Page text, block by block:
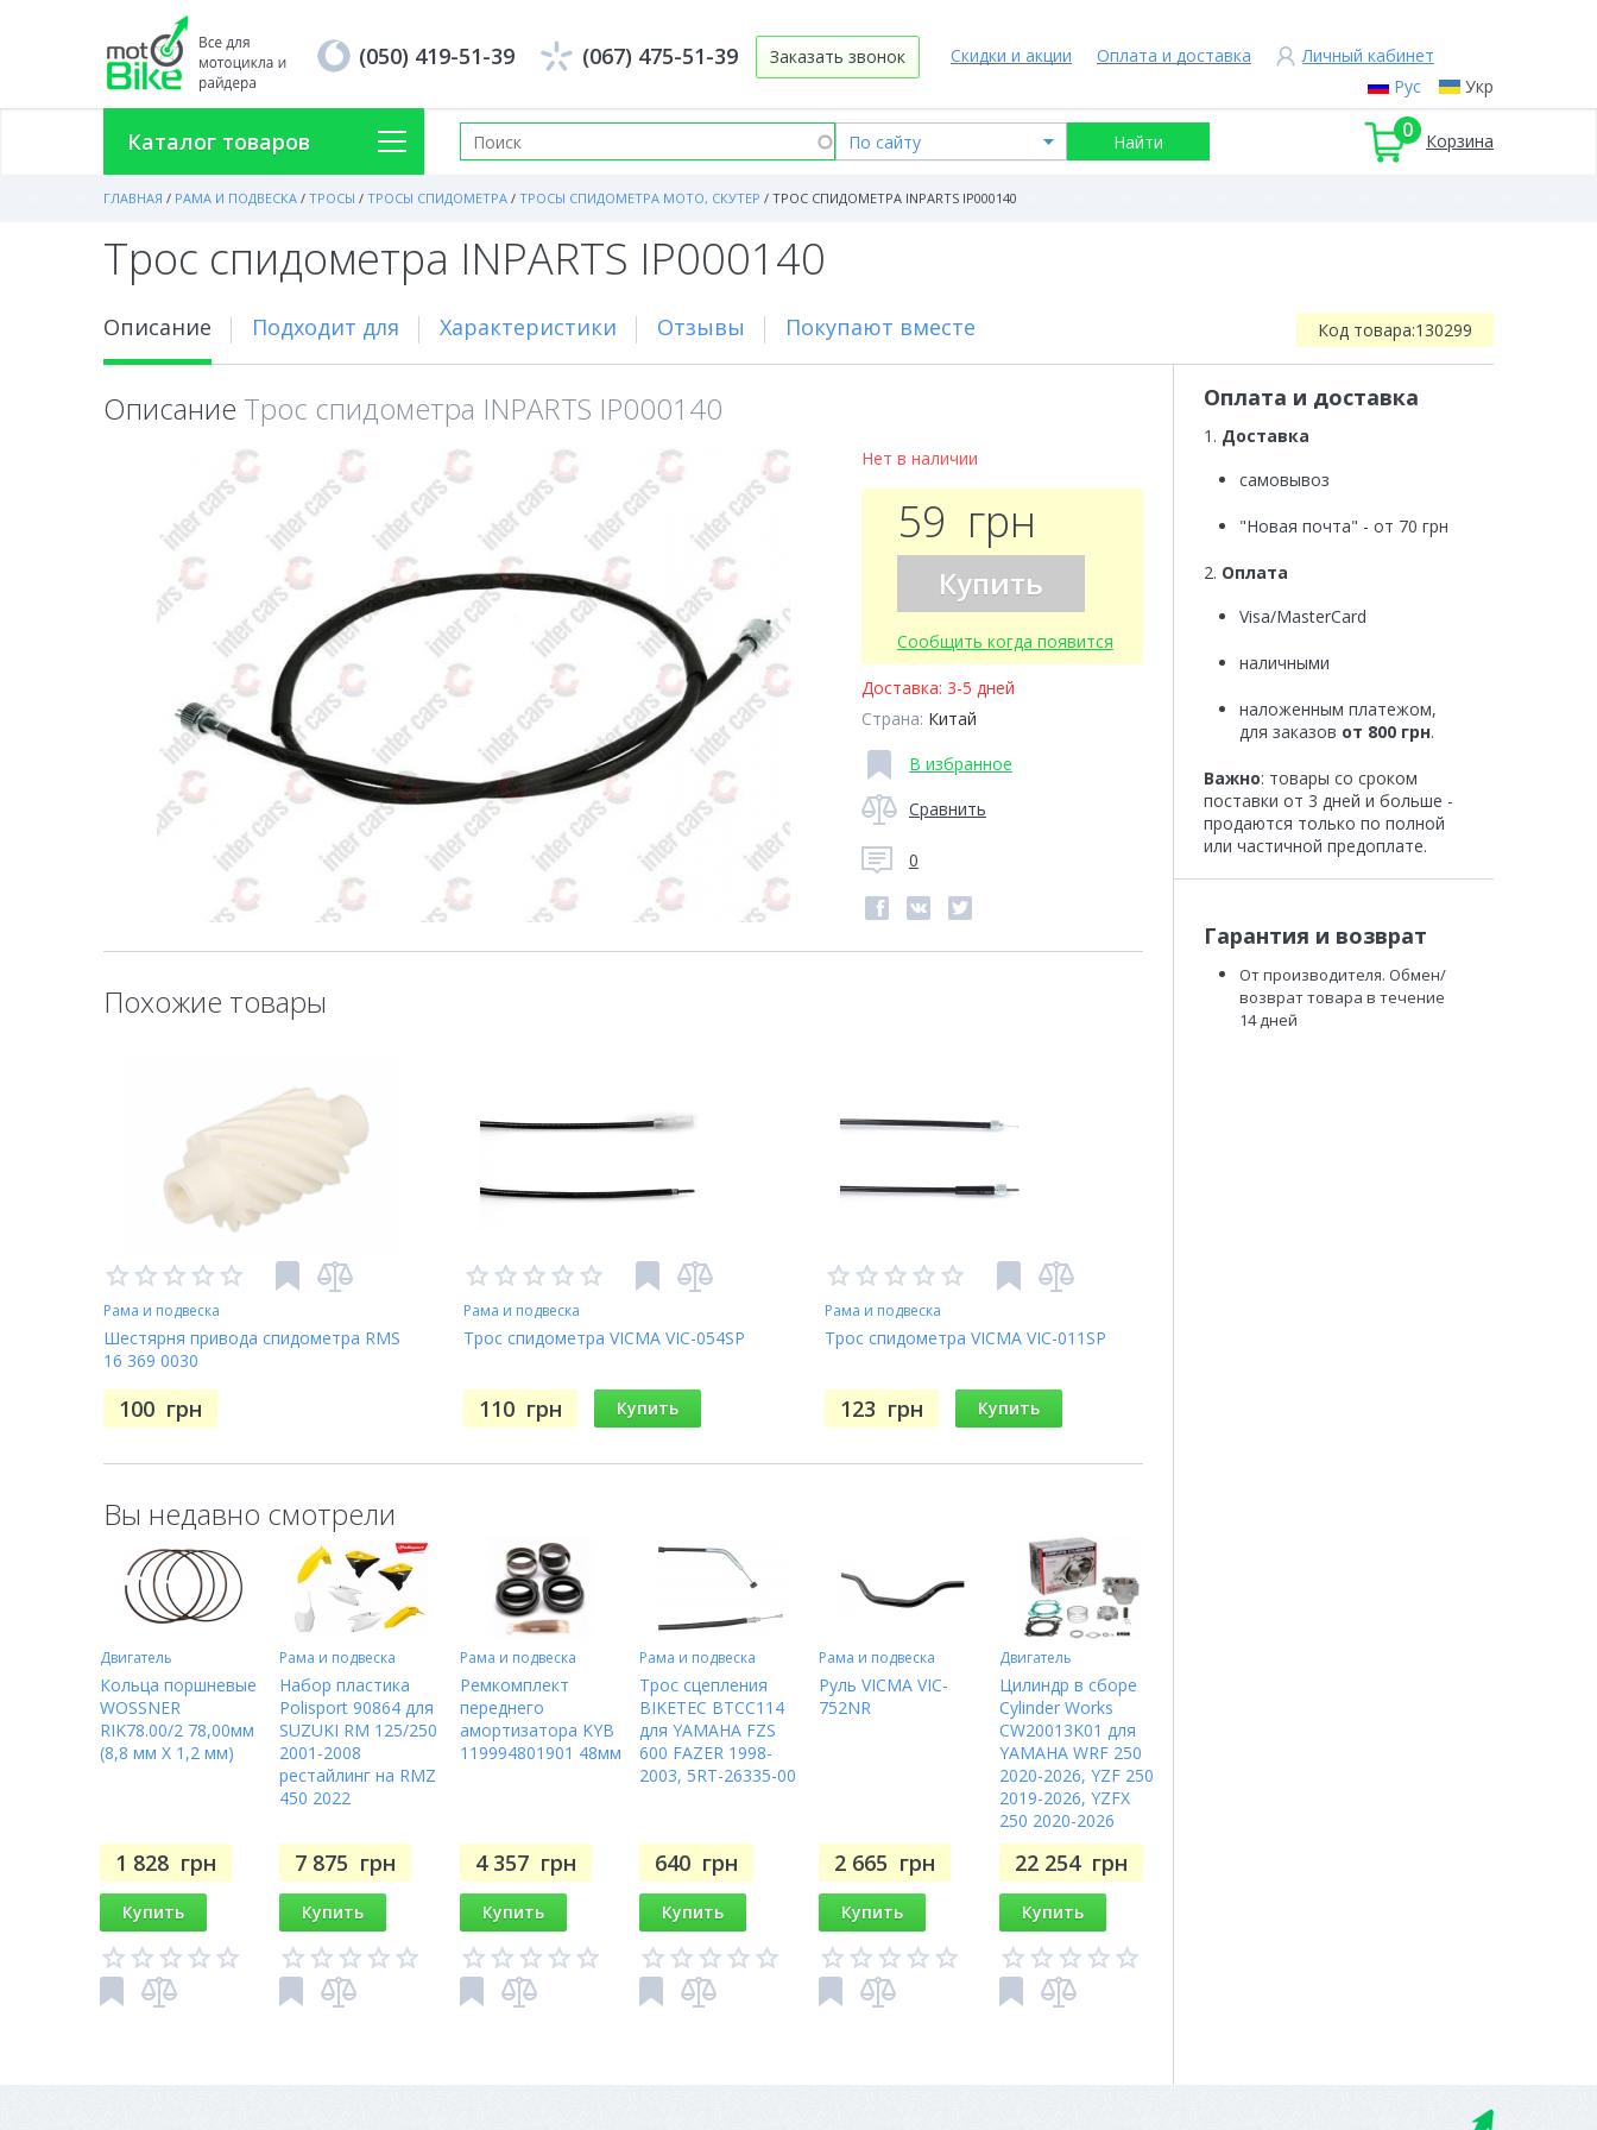
Рус Укр
Скидки и акции Оплата и доставка Личный кабинет
(050) 419-51-39 (067) 475-51-39 Заказать звонок
Каталог товаров 0 Корзина
ГЛАВНАЯ / РАМА И ПОДВЕСКА / ТРОСЫ / ТРОСЫ СПИДОМЕТРА / ТРОСЫ СПИДОМЕТРА МОТО, СКУТЕР / ТРОС СПИДОМЕТРА INPARTS IP000140
Трос спидометра INPARTS IP000140
Описание Подходит для Характеристики Отзывы Покупают вместе Код товара:130299
Описание Трос спидометра INPARTS IP000140
Нет в наличии
59 грн
Купить
Сообщить когда появится
Доставка: 3-5 дней
Страна: Китай
В избранное
Сравнить
0
Похожие товары
Рама и подвеска
Шестярня привода спидометра RMS
16 369 0030
100 грн
Рама и подвеска
Трос спидометра VICMA VIC-054SP
110 грн Купить
Рама и подвеска
Трос спидометра VICMA VIC-011SP
123 грн Купить
Вы недавно смотрели
Двигатель
Кольца поршневые
WOSSNER
RIK78.00/2 78,00мм
(8,8 мм X 1,2 мм)
1 828 грн
Купить
Рама и подвеска
Набор пластика
Polisport 90864 для
SUZUKI RM 125/250
2001-2008
рестайлинг на RMZ
450 2022
7 875 грн
Купить
Рама и подвеска
Ремкомплект
переднего
амортизатора KYB
119994801901 48мм
4 357 грн
Купить
Рама и подвеска
Трос сцепления
BIKETEC BTCC114
для YAMAHA FZS
600 FAZER 1998-
2003, 5RT-26335-00
640 грн
Купить
Рама и подвеска
Руль VICMA VIC-
752NR
2 665 грн
Купить
Двигатель
Цилиндр в сборе
Cylinder Works
CW20013K01 для
YAMAHA WRF 250
2020-2026, YZF 250
2019-2026, YZFX
250 2020-2026
22 254 грн
Купить
Оплата и доставка
1. Доставка
самовывоз
"Новая почта" - от 70 грн
2. Оплата
Visa/MasterCard
наличными
наложенным платежом,
для заказов от 800 грн.
Важно: товары со сроком
поставки от 3 дней и больше -
продаются только по полной
или частичной предоплате.
Гарантия и возврат
От производителя. Обмен/
возврат товара в течение
14 дней